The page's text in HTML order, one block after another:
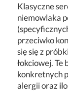
Klasyczne
niemowlaka
przeciwko
się się z
łokciowej.
konkretnych
alergii oraz